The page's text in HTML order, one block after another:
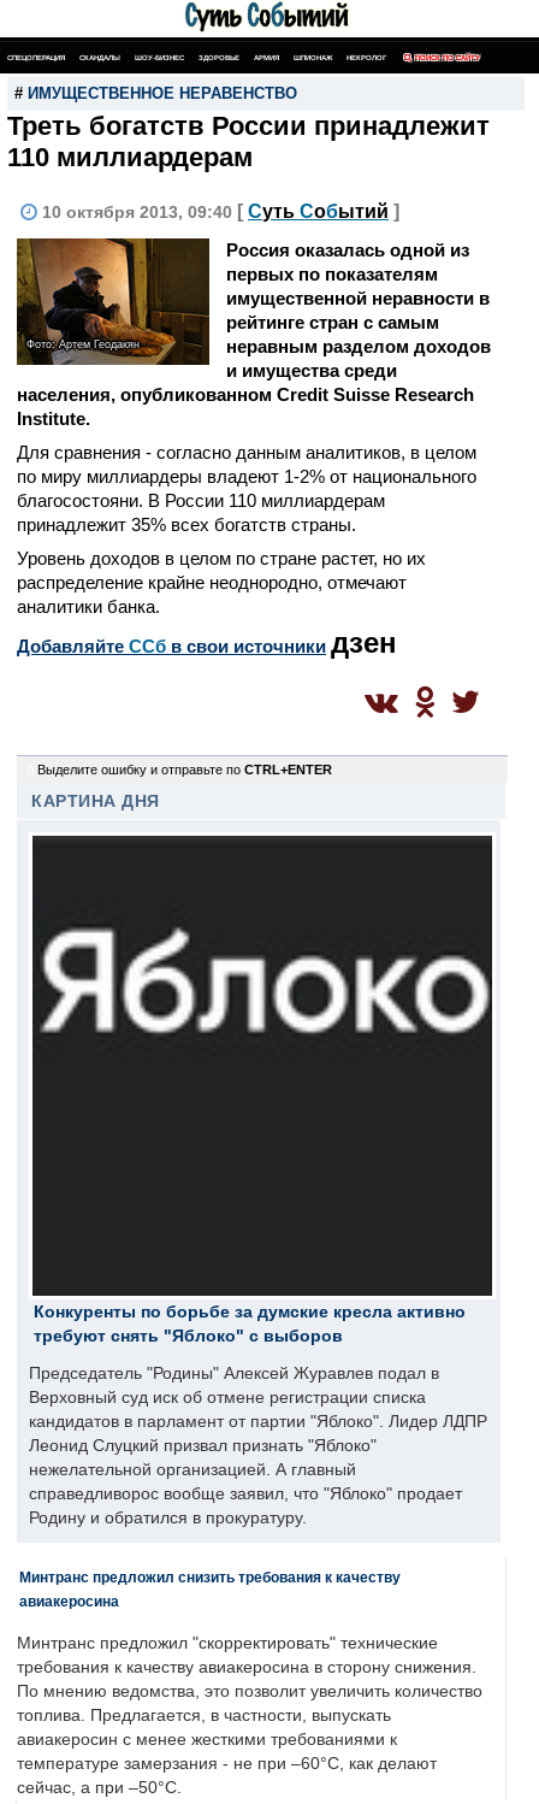
СПЕЦОПЕРАЦИЯ СКАНДАЛЫ ШОУ-БИЗНЕС ЗДОРОВЬЕ АРМИЯ ШПИОНАЖ НЕКРОЛОГ ПОИСК ПО САЙТУ
# ИМУЩЕСТВЕННОЕ НЕРАВЕНСТВО
Треть богатств России принадлежит
110 миллиардерам
10 октября 2013, 09:40 [ Суть Событий ]
Фото: Артем Геодакян
Россия оказалась одной из
первых по показателям
имущественной неравности в
рейтинге стран с самым
неравным разделом доходов
и имущества среди
населения, опубликованном Credit Suisse Research
Institute.
Для сравнения - согласно данным аналитиков, в целом
по миру миллиардеры владеют 1-2% от национального
благосостояни. В России 110 миллиардерам
принадлежит 35% всех богатств страны.
Уровень доходов в целом по стране растет, но их
распределение крайне неоднородно, отмечают
аналитики банка.
Добавляйте CСб в свои источники дзен
Выделите ошибку и отправьте по CTRL+ENTER
КАРТИНА ДНЯ
Конкуренты по борьбе за думские кресла активно
требуют снять "Яблоко" с выборов
Председатель "Родины" Алексей Журавлев подал в
Верховный суд иск об отмене регистрации списка
кандидатов в парламент от партии "Яблоко". Лидер ЛДПР
Леонид Слуцкий призвал признать "Яблоко"
нежелательной организацией. А главный
справедливорос вообще заявил, что "Яблоко" продает
Родину и обратился в прокуратуру.
Минтранс предложил снизить требования к качеству
авиакеросина
Минтранс предложил "скорректировать" технические
требования к качеству авиакеросина в сторону снижения.
По мнению ведомства, это позволит увеличить количество
топлива. Предлагается, в частности, выпускать
авиакеросин с менее жесткими требованиями к
температуре замерзания - не при –60°C, как делают
сейчас, а при –50°C.